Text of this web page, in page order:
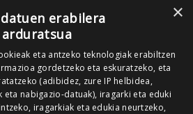
×
erabilera
arduratsua
eta antzeko teknologiak erabiltzen
gordetzeko eta eskuratzeko, eta
(adibidez, zure IP helbidea,
nabigazio-datuak), iragarki eta eduki
iragarkiak eta edukia neurtzeko,